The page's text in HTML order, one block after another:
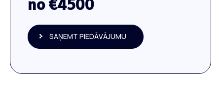
SAŅEMT PIEDĀVĀJUMU